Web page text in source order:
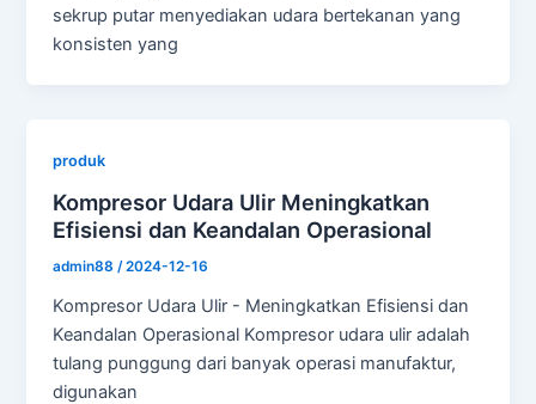
sekrup putar menyediakan udara bertekanan yang
konsisten yang
produk
Kompresor Udara Ulir Meningkatkan
Efisiensi dan Keandalan Operasional
admin88/2024-12-16
Kompresor Udara Ulir - Meningkatkan Efisiensi dan
Keandalan Operasional Kompresor udara ulir adalah
tulang punggung dari banyak operasi manufaktur,
digunakan